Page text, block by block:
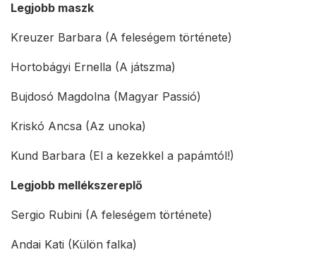
Legjobb maszk
Kreuzer Barbara (A feleségem története)
Hortobágyi Ernella (A játszma)
Bujdosó Magdolna (Magyar Passió)
Kriskó Ancsa (Az unoka)
Kund Barbara (El a kezekkel a papámtól!)
Legjobb mellékszereplő
Sergio Rubini (A feleségem története)
Andai Kati (Külön falka)